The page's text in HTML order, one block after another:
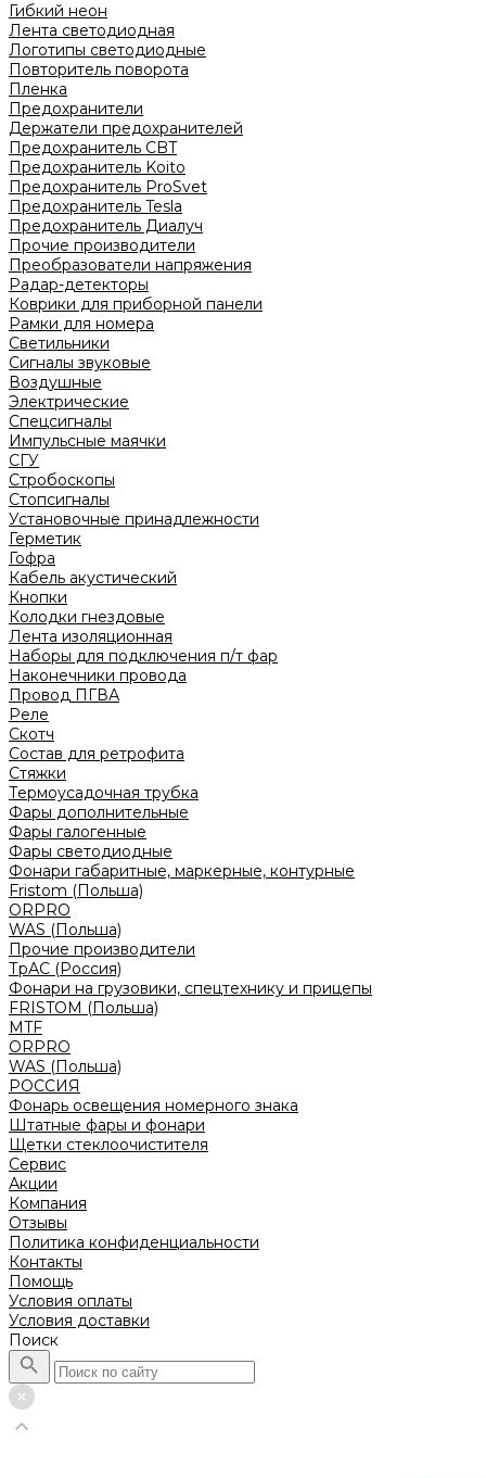
Гибкий неон
Лента светодиодная
Логотипы светодиодные
Повторитель поворота
Пленка
Предохранители
Держатели предохранителей
Предохранитель CBT
Предохранитель Koito
Предохранитель ProSvet
Предохранитель Tesla
Предохранитель Диалуч
Прочие производители
Преобразователи напряжения
Радар-детекторы
Коврики для приборной панели
Рамки для номера
Светильники
Сигналы звуковые
Воздушные
Электрические
Спецсигналы
Импульсные маячки
СГУ
Стробоскопы
Стопсигналы
Установочные принадлежности
Герметик
Гофра
Кабель акустический
Кнопки
Колодки гнездовые
Лента изоляционная
Наборы для подключения п/т фар
Наконечники провода
Провод ПГВА
Реле
Скотч
Состав для ретрофита
Стяжки
Термоусадочная трубка
Фары дополнительные
Фары галогенные
Фары светодиодные
Фонари габаритные, маркерные, контурные
Fristom (Польша)
ORPRO
WAS (Польша)
Прочие производители
ТрАС (Россия)
Фонари на грузовики, спецтехнику и прицепы
FRISTOM (Польша)
MTF
ORPRO
WAS (Польша)
РОССИЯ
Фонарь освещения номерного знака
Штатные фары и фонари
Щетки стеклоочистителя
Сервис
Акции
Компания
Отзывы
Политика конфиденциальности
Контакты
Помощь
Условия оплаты
Условия доставки
Поиск